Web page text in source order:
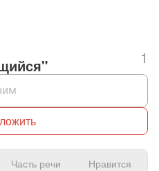
1
Часть речи Нравится